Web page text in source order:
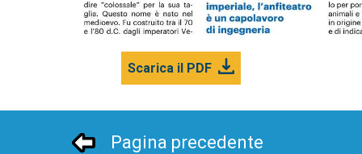
Scarica il PDF
Pagina precedente